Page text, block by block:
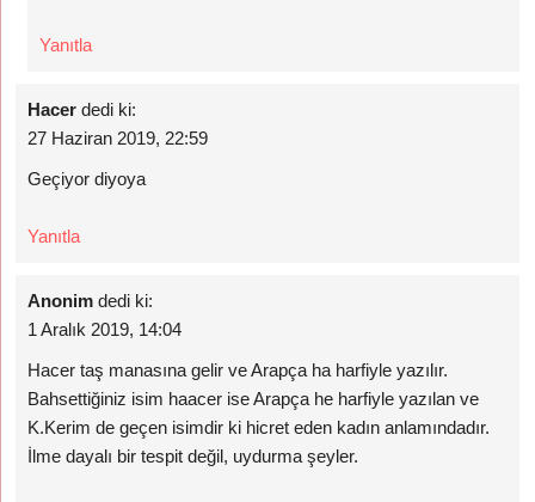
Yanıtla
Hacer dedi ki:
27 Haziran 2019, 22:59
Geçiyor diyoya
Yanıtla
Anonim dedi ki:
1 Aralık 2019, 14:04
Hacer taş manasına gelir ve Arapça ha harfiyle yazılır.
Bahsettiğiniz isim haacer ise Arapça he harfiyle yazılan ve
K.Kerim de geçen isimdir ki hicret eden kadın anlamındadır.
İlme dayalı bir tespit değil, uydurma şeyler.